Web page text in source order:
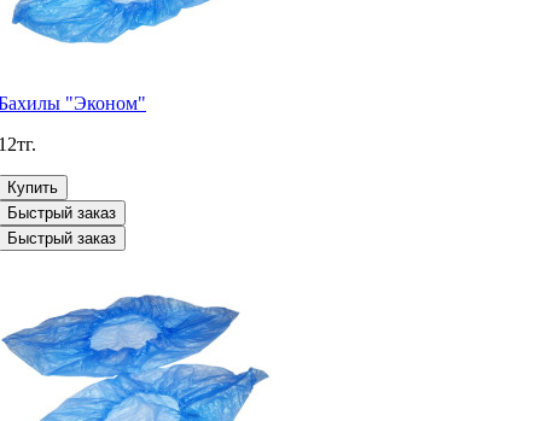
"Эконом"
Купить
Быстрый заказ
Быстрый заказ